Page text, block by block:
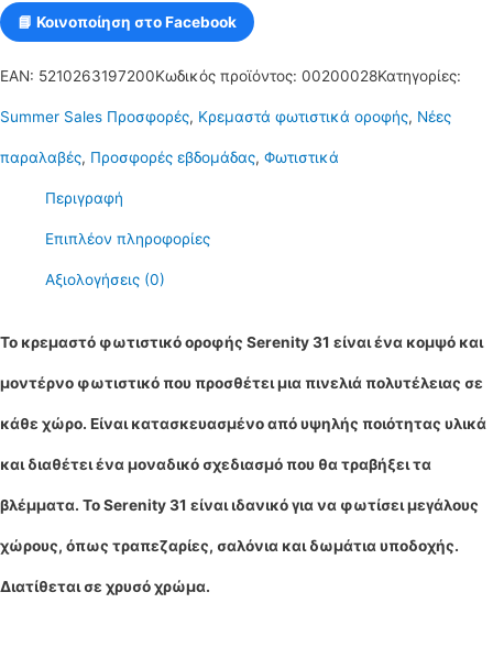
📘 Κοινοποίηση στο Facebook
EAN: 5210263197200Κωδικός προϊόντος: 00200028Κατηγορίες:
Summer Sales Προσφορές, Κρεμαστά φωτιστικά οροφής, Νέες
παραλαβές, Προσφορές εβδομάδας, Φωτιστικά
Περιγραφή
Επιπλέον πληροφορίες
Αξιολογήσεις (0)
Το κρεμαστό φωτιστικό οροφής Serenity 31 είναι ένα κομψό και
μοντέρνο φωτιστικό που προσθέτει μια πινελιά πολυτέλειας σε
κάθε χώρο. Είναι κατασκευασμένο από υψηλής ποιότητας υλικά
και διαθέτει ένα μοναδικό σχεδιασμό που θα τραβήξει τα
βλέμματα. Το Serenity 31 είναι ιδανικό για να φωτίσει μεγάλους
χώρους, όπως τραπεζαρίες, σαλόνια και δωμάτια υποδοχής.
Διατίθεται σε χρυσό χρώμα.